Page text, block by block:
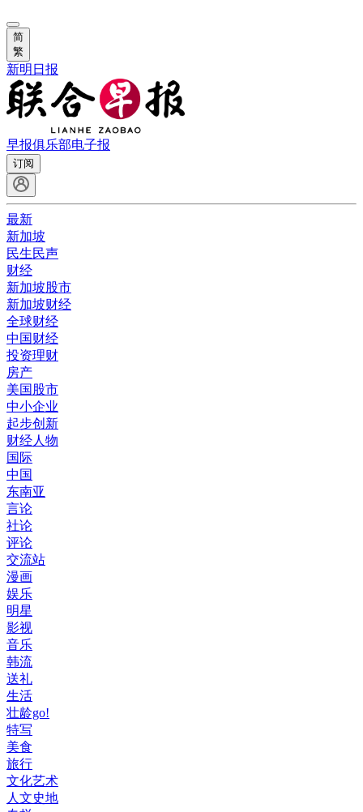
简
繁
新明日报
早报俱乐部电子报
订阅
最新
新加坡
民生民声
财经
新加坡股市
新加坡财经
全球财经
中国财经
投资理财
房产
美国股市
中小企业
起步创新
财经人物
国际
中国
东南亚
言论
社论
评论
交流站
漫画
娱乐
明星
影视
音乐
韩流
送礼
生活
壮龄go!
特写
美食
旅行
文化艺术
人文史地